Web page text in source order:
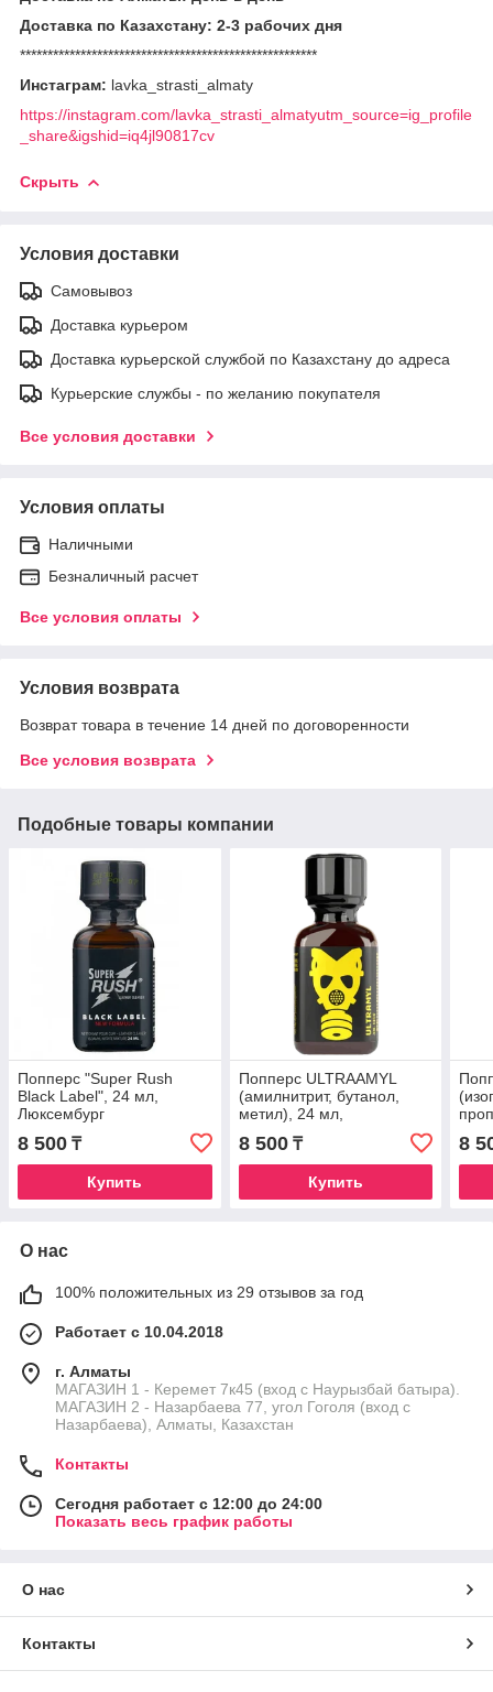
Доставка по Казахстану: 2-3 рабочих дня
******************************************************
Инстаграм: lavka_strasti_almaty
https://instagram.com/lavka_strasti_almatyutm_source=ig_profile
_share&igshid=iq4jl90817cv
Скрыть
Условия доставки
Самовывоз
Доставка курьером
Доставка курьерской службой по Казахстану до адреса
Курьерские службы - по желанию покупателя
Все условия доставки
Условия оплаты
Наличными
Безналичный расчет
Все условия оплаты
Условия возврата
Возврат товара в течение 14 дней по договоренности
Все условия возврата
Подобные товары компании
Попперс "Super Rush
Black Label", 24 мл,
Люксембург
8 500 ₸
Купить
Попперс ULTRAAMYL
(амилнитрит, бутанол,
метил), 24 мл,
Люксембург
8 500₸
Купить
8
О нас
100% положительных из 29 отзывов за год
Работает с 10.04.2018
г. Алматы
МАГАЗИН 1 - Керемет 7к45 (вход с Наурызбай батыра).
МАГАЗИН 2 - Назарбаева 77, угол Гоголя (вход с
Назарбаева), Алматы, Казахстан
Контакты
Сегодня работает с 12:00 до 24:00
Показать весь график работы
О нас
Контакты